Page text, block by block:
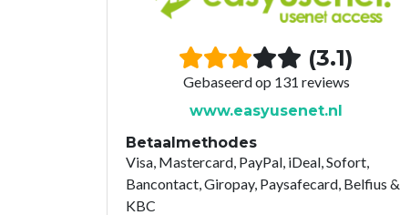
(3.1)
Gebaseerd op 131 reviews
www.easyusenet.nl
Betaalmethodes
Visa, Mastercard, PayPal, iDeal, Sofort,
Bancontact, Giropay, Paysafecard, Belfius &
KBC